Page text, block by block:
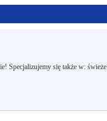
Specjalizujemy się także w: świeże